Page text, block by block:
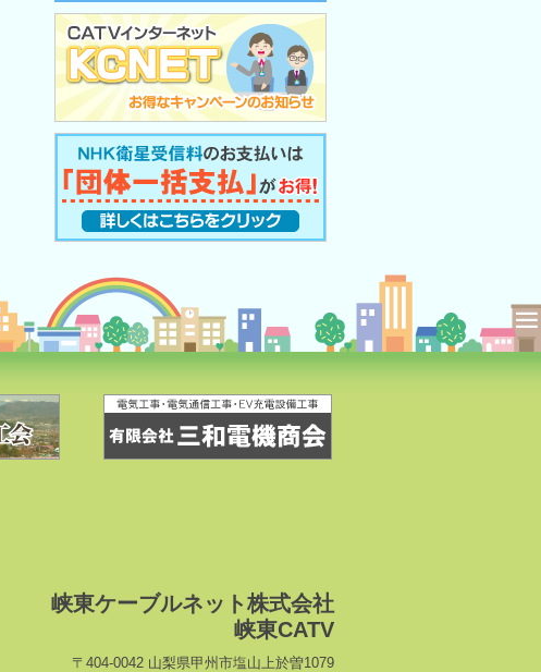
峡東ケーブルネット株式会社
峡東CATV
〒404-0042 山梨県甲州市塩山上於曽1079